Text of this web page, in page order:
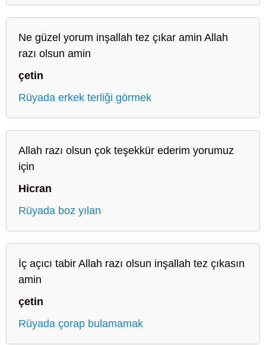
Ne güzel yorum inşallah tez çıkar amin Allah
razı olsun amin
çetin
Rüyada erkek terliği görmek
Allah razı olsun çok teşekkür ederim yorumuz
için
Hicran
Rüyada boz yılan
İç açıcı tabir Allah razı olsun inşallah tez çıkasın
amin
çetin
Rüyada çorap bulamamak